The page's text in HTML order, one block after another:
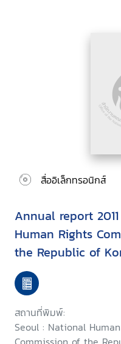
สื่ออิเล็กทรอนิกส์
Annual report
Human Rights
the Republic of
สถานที่พิมพ์:
Seoul : National